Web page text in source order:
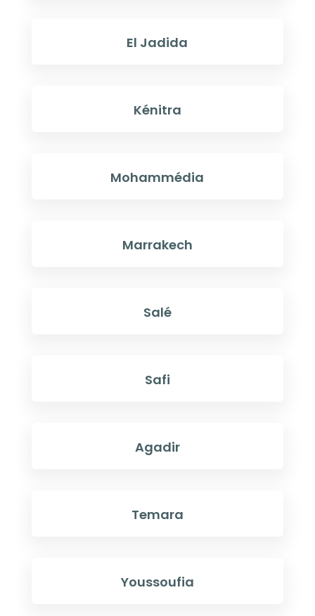
El Jadida
Kénitra
Mohammédia
Marrakech
Salé
Safi
Agadir
Temara
Youssoufia